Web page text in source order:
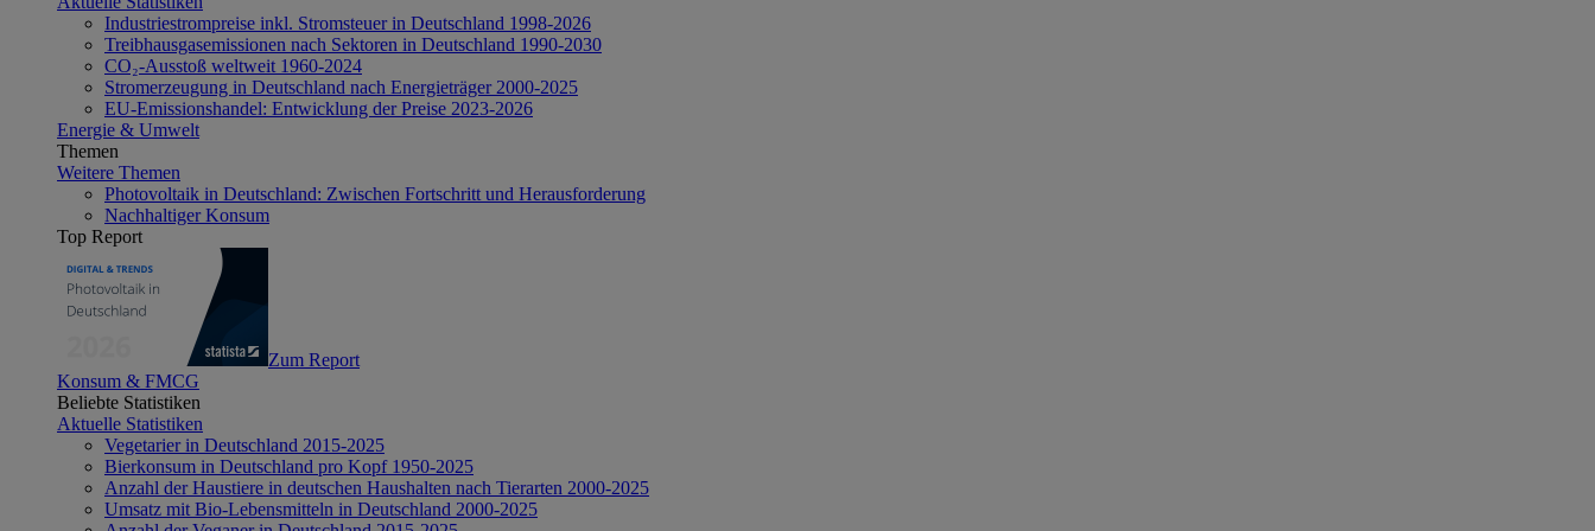
Industriestrompreise inkl. Stromsteuer in Deutschland 1998-2026
Treibhausgasemissionen nach Sektoren in Deutschland 1990-2030
CO₂-Ausstoß weltweit 1960-2024
Stromerzeugung in Deutschland nach Energieträger 2000-2025
EU-Emissionshandel: Entwicklung der Preise 2023-2026
Energie & Umwelt
Themen
Weitere Themen
Photovoltaik in Deutschland: Zwischen Fortschritt und Herausforderung
Nachhaltiger Konsum
Top Report
Zum Report
Konsum & FMCG
Beliebte Statistiken
Aktuelle Statistiken
Vegetarier in Deutschland 2015-2025
Bierkonsum in Deutschland pro Kopf 1950-2025
Anzahl der Haustiere in deutschen Haushalten nach Tierarten 2000-2025
Umsatz mit Bio-Lebensmitteln in Deutschland 2000-2025